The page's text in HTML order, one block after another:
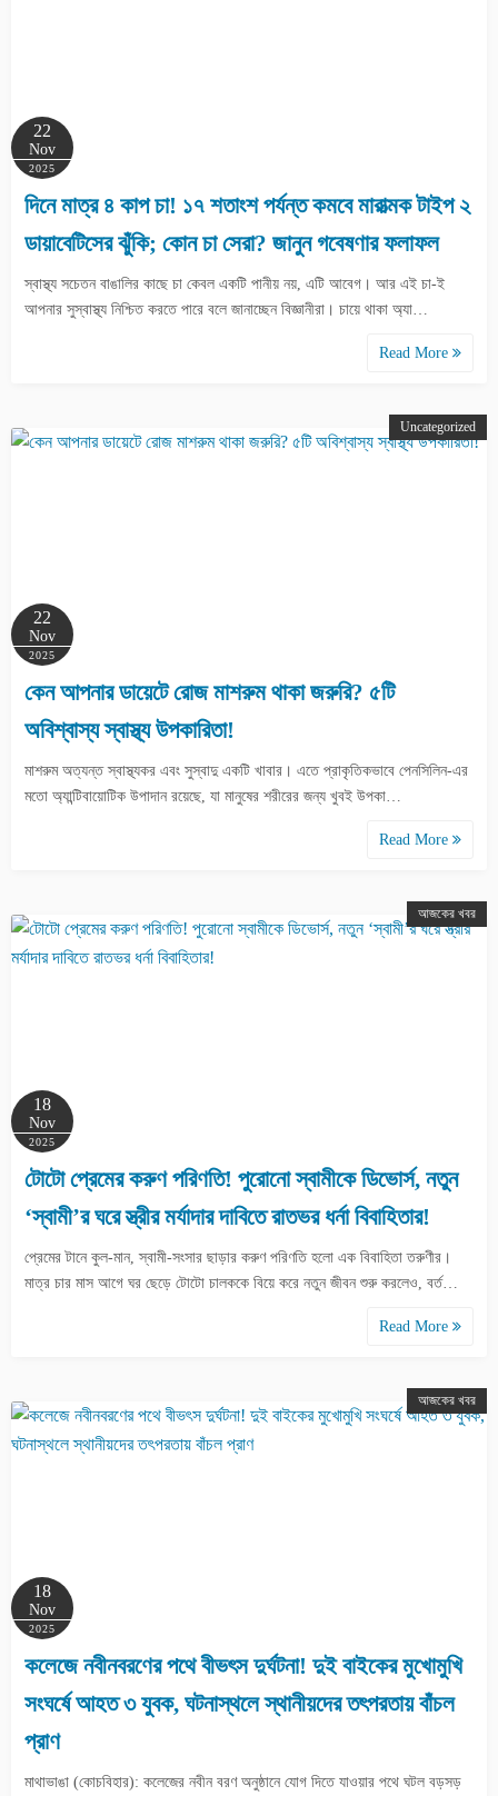
22
Nov
2025
দিনে মাত্র ৪ কাপ চা! ১৭ শতাংশ পর্যন্ত কমবে মারাত্মক টাইপ ২
ডায়াবেটিসের ঝুঁকি; কোন চা সেরা? জানুন গবেষণার ফলাফল
স্বাস্থ্য সচেতন বাঙালির কাছে চা কেবল একটি পানীয় নয়, এটি আবেগ। আর এই চা-ই
আপনার সুস্বাস্থ্য নিশ্চিত করতে পারে বলে জানাচ্ছেন বিজ্ঞানীরা। চায়ে থাকা অ্যা…
Read More
Uncategorized
22
Nov
2025
কেন আপনার ডায়েটে রোজ মাশরুম থাকা জরুরি? ৫টি
অবিশ্বাস্য স্বাস্থ্য উপকারিতা!
মাশরুম অত্যন্ত স্বাস্থ্যকর এবং সুস্বাদু একটি খাবার। এতে প্রাকৃতিকভাবে পেনসিলিন-এর
মতো অ্যান্টিবায়োটিক উপাদান রয়েছে, যা মানুষের শরীরের জন্য খুবই উপকা…
Read More
আজকের খবর
18
Nov
2025
টোটো প্রেমের করুণ পরিণতি! পুরোনো স্বামীকে ডিভোর্স, নতুন
‘স্বামী’র ঘরে স্ত্রীর মর্যাদার দাবিতে রাতভর ধর্না বিবাহিতার!
প্রেমের টানে কুল-মান, স্বামী-সংসার ছাড়ার করুণ পরিণতি হলো এক বিবাহিতা তরুণীর।
মাত্র চার মাস আগে ঘর ছেড়ে টোটো চালককে বিয়ে করে নতুন জীবন শুরু করলেও, বর্ত…
Read More
আজকের খবর
18
Nov
2025
কলেজে নবীনবরণের পথে বীভৎস দুর্ঘটনা! দুই বাইকের মুখোমুখি
সংঘর্ষে আহত ৩ যুবক, ঘটনাস্থলে স্থানীয়দের তৎপরতায় বাঁচল
প্রাণ
মাথাভাঙা (কোচবিহার): কলেজের নবীন বরণ অনুষ্ঠানে যোগ দিতে যাওয়ার পথে ঘটল বড়সড়